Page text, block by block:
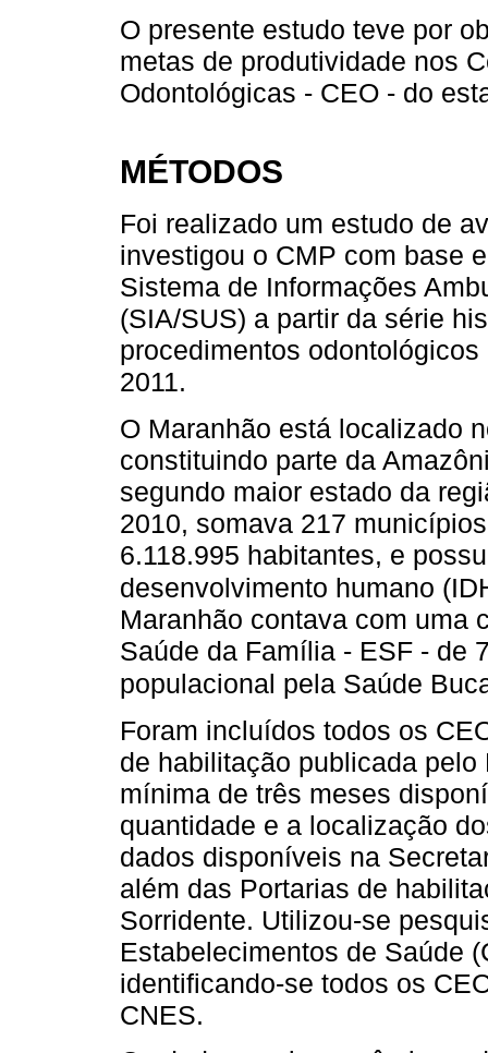
O presente estudo teve por
metas de produtividade nos
Odontológicas - CEO - do
MÉTODOS
Foi realizado um estudo de
investigou o CMP com base
Sistema de Informações
(SIA/SUS) a partir da série
procedimentos
2011.
O Maranhão está localizado
constituindo parte da
segundo maior estado da
2010, somava 217
6.118.995 habitantes, e
desenvolvimento humano
Maranhão contava com uma
Saúde da Família - ESF - de
populacional pela Saúde
Foram incluídos todos os
de habilitação publicada
mínima de três meses
quantidade e a localização
dados disponíveis na
além das Portarias de
Sorridente. Utilizou-se
Estabelecimentos de Saúde
identificando-se todos os
CNES.